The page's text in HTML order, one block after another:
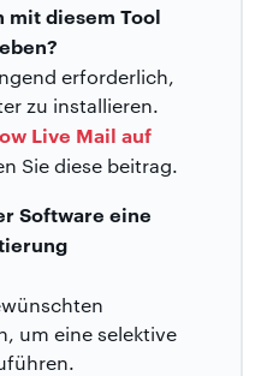
mit diesem Tool
erforderlich,
zu installieren.
Live Mail auf
Sie diese beitrag.
Software eine
um eine selektive